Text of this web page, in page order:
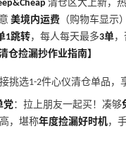
清仓区大上新，
美境内运费 （购物车显示
1跳转，每人每天最多3单
清仓捡漏抄作业指南】
挑选1-2件心仪清仓单品，
党：拉上朋友一起买！凑够
，堪称年度捡漏好时机，
鞋履 夏日大促
护肤洗护等